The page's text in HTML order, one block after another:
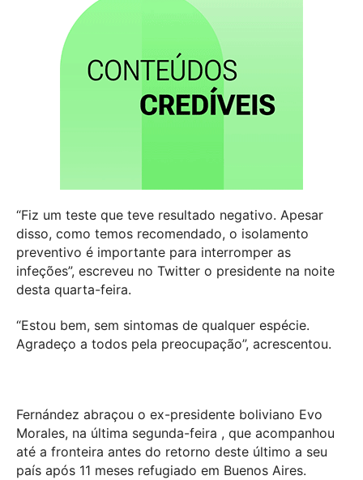
“Fiz um teste que teve resultado negativo. Apesar
disso, como temos recomendado, o isolamento
preventivo é importante para interromper as
infeções”, escreveu no Twitter o presidente na noite
desta quarta-feira.
“Estou bem, sem sintomas de qualquer espécie.
Agradeço a todos pela preocupação”, acrescentou.
Fernández abraçou o ex-presidente boliviano Evo
Morales, na última segunda-feira , que acompanhou
até a fronteira antes do retorno deste último a seu
país após 11 meses refugiado em Buenos Aires.